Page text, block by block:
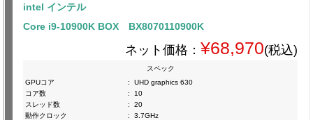
intel インテル
Core i9-10900K BOX BX8070110900K
ネット価格： ¥68,970(税込)
スペック
GPUコア
:
UHD graphics 630
コア数
:
10
スレッド数
:
20
動作クロック
:
3.7GHz